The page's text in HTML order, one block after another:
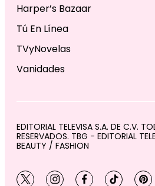
Harper’s Bazaar
Tú En Línea
TVyNovelas
Vanidades
EDITORIAL TELEVISA S.A. DE C.V.
RESERVADOS. TBG - EDITORIAL
BEAUTY / FASHION